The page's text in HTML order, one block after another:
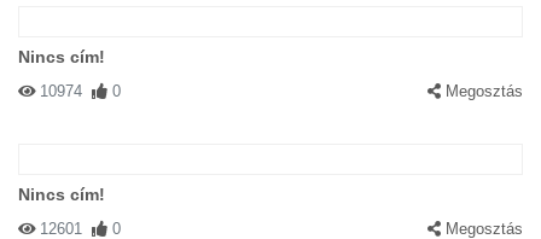
Nincs cím!
10974 0 Megosztás
Nincs cím!
12601 0 Megosztás